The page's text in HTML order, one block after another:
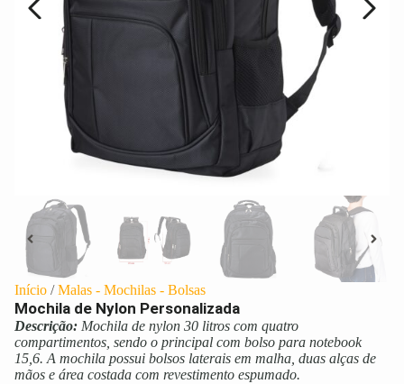
Início /Malas - Mochilas - Bolsas
Mochila de Nylon Personalizada
Descrição: Mochila de nylon 30 litros com quatro
compartimentos, sendo o principal com bolso para notebook
15,6. A mochila possui bolsos laterais em malha, duas alças de
mãos e área costada com revestimento espumado.